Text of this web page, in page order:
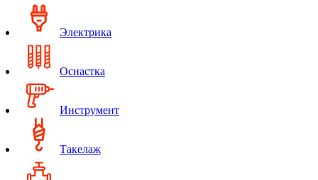
Электрика
Оснастка
Инструмент
Такелаж